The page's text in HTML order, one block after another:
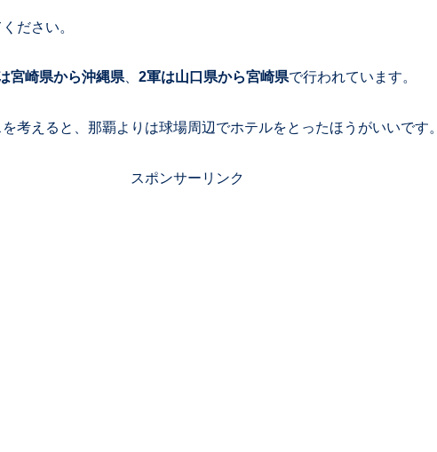
ださい。
宮崎県から沖縄県、 2軍は山口県から宮崎県で行われています。
考えると、那覇よりは球場周辺でホテルをとったほうがいいです。
スポンサーリンク